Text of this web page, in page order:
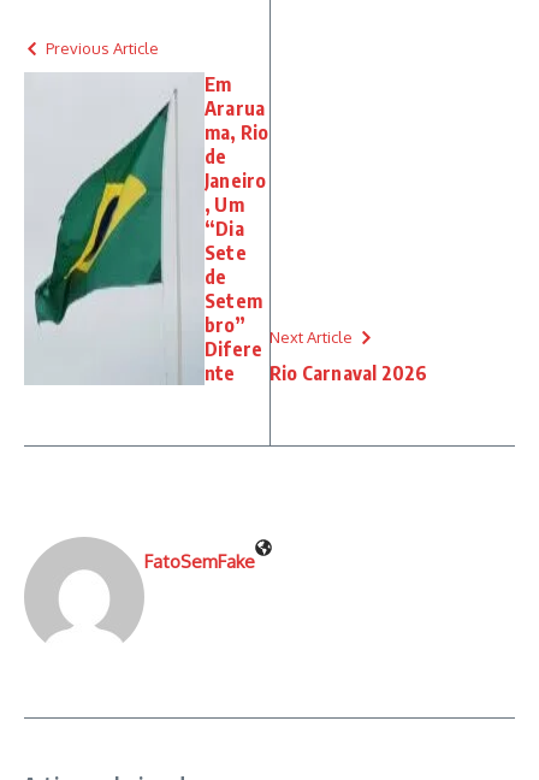
Previous Article
Em
Ararua
ma, Rio
de
Janeiro
, Um
“Dia
Sete
de
Setem
bro”
Difere
nte
Next Article
Rio Carnaval 2026
FatoSemFake